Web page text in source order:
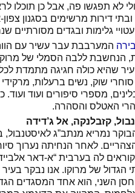
לא תפגשו פה, אבל כן תוכלו
ובתי דירות מרשימים בסגנון
גלימות ובגדים מסורתיים
המערבבת עבר עשיר עם
הנחשבת ללבה הסמלי של
שהיא כולה חגיגה מתמדת
שוק, נשים ברעלות, מרקידי
מספרי סיפורים ועוד ועוד.
האטלס והסהרה.
נמריא מנתב”ג לאיסטנבול,
לאחר הנחיתה נערוך
לה בערבית “א-דאר
הגדול של מרוקו. אנו נבקר
השני, הוא אחד המסגדים